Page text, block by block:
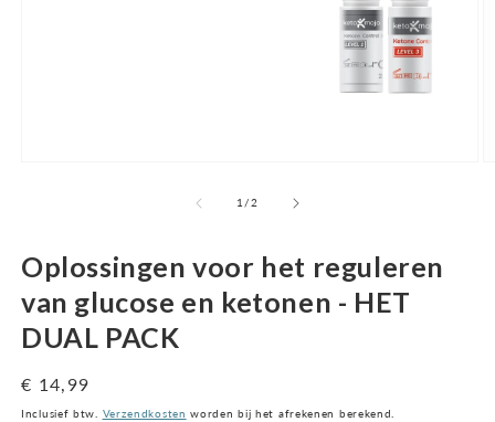
venster
1 /van
2
Oplossingen voor het reguleren
van glucose en ketonen - HET
DUAL PACK
Normale
prijs
€ 14,99
Inclusief btw. Verzendkosten worden bij het afrekenen berekend.